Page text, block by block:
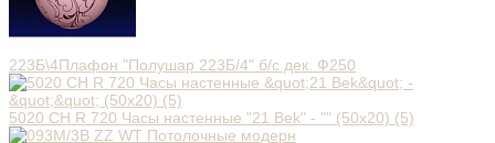
223Б\4Плафон "Полушар 223Б/4" б/с дек. Ф250
5020 СН R 720 Часы настенные "21 Bek" - "" (50x20) (5)